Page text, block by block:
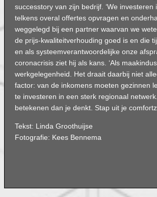
successtory van zijn bedrijf. ‘We
telkens overal offertes opvragen en
weggelegd bij een partner waarvan we
de prijs-kwaliteitverhouding goed is en die
en als systeemverantwoordelijke onze
coronacrisis ziet hij als kans. ‘Als
werkgelegenheid. Het draait daarbij niet
factor: van de inkomens moeten gezinnen
te investeren in een sterk regionaal
betekenen dan je denkt. Stap uit je
Tekst: Linda Groothuijse
Fotografie: Kees Bennema